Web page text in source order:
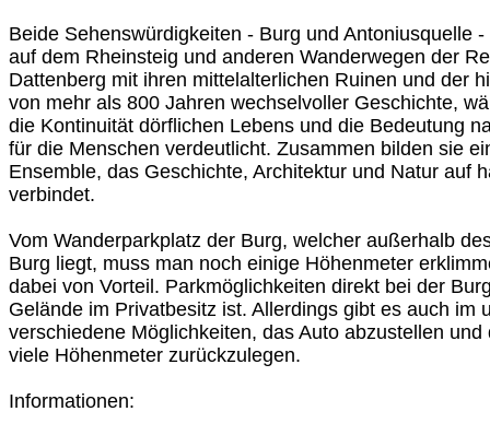
Beide Sehenswürdigkeiten - Burg und Antoniusquelle
auf dem Rheinsteig und anderen Wanderwegen der
Dattenberg mit ihren mittelalterlichen Ruinen und der
von mehr als 800 Jahren wechselvoller Geschichte,
die Kontinuität dörflichen Lebens und die Bedeutung
für die Menschen verdeutlicht. Zusammen bilden sie
Ensemble, das Geschichte, Architektur und Natur auf
verbindet.
Vom Wanderparkplatz der Burg, welcher außerhalb
Burg liegt, muss man noch einige Höhenmeter
dabei von Vorteil. Parkmöglichkeiten direkt bei der
Gelände im Privatbesitz ist. Allerdings gibt es auch im
verschiedene Möglichkeiten, das Auto abzustellen
viele Höhenmeter zurückzulegen.
Informationen: